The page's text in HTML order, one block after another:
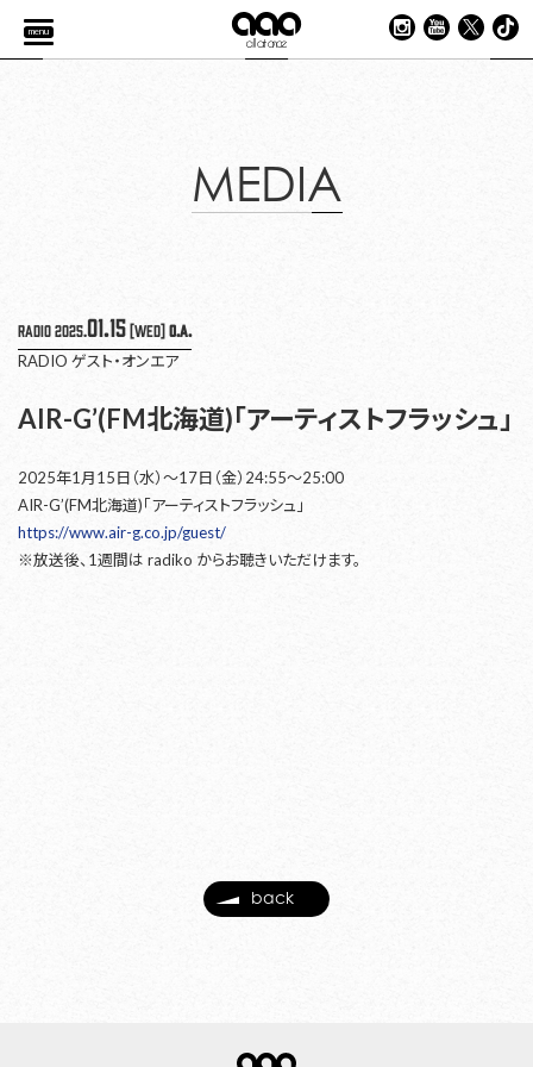
menu
MEDIA
RADIO2025.01.15[Wed]O.A.
RADIO ゲスト・オンエア
AIR-G’(FM北海道)「アーティストフラッシュ」
2025年1月15日（水）〜17日（金）24:55〜25:00
AIR-G’(FM北海道)「アーティストフラッシュ」
https://www.air-g.co.jp/guest/
※放送後、1週間は radiko からお聴きいただけます。
back